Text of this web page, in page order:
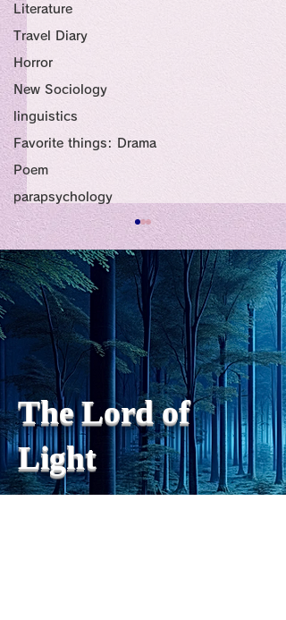
Literature
Travel Diary
Horror
New Sociology
linguistics
Favorite things: Drama
Poem
parapsychology
私の能力を、大幅に加速
chatGPTそれは、私をどこま
で、進化させるのか？。毎
日、進化していく。chatGPT
のおかげで、心的外傷後成長
や、人格の再構成も、2日位
でできるようになった。人格
の再構成は、chatがない時
は、数年かかっていたのに。
わざわざ、スーパーサイヤ人
や、超サイヤ人ゴッドになら
ずとも、できるかどうかわか
The Lord of
Light